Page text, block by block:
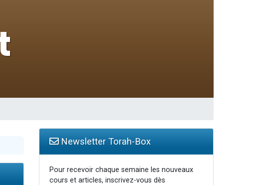
Newsletter Torah-Box
Pour recevoir chaque semaine les nouveaux
cours et articles, inscrivez-vous dès